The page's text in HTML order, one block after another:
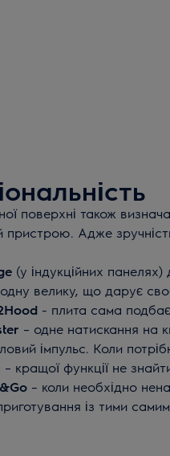
поверхні також
пристрою. Адже
(у індукційних
велику, що дарує
- плита сама
– одне натискання на
імпульс. Коли
кращої функції не
– коли необхідно
із тими